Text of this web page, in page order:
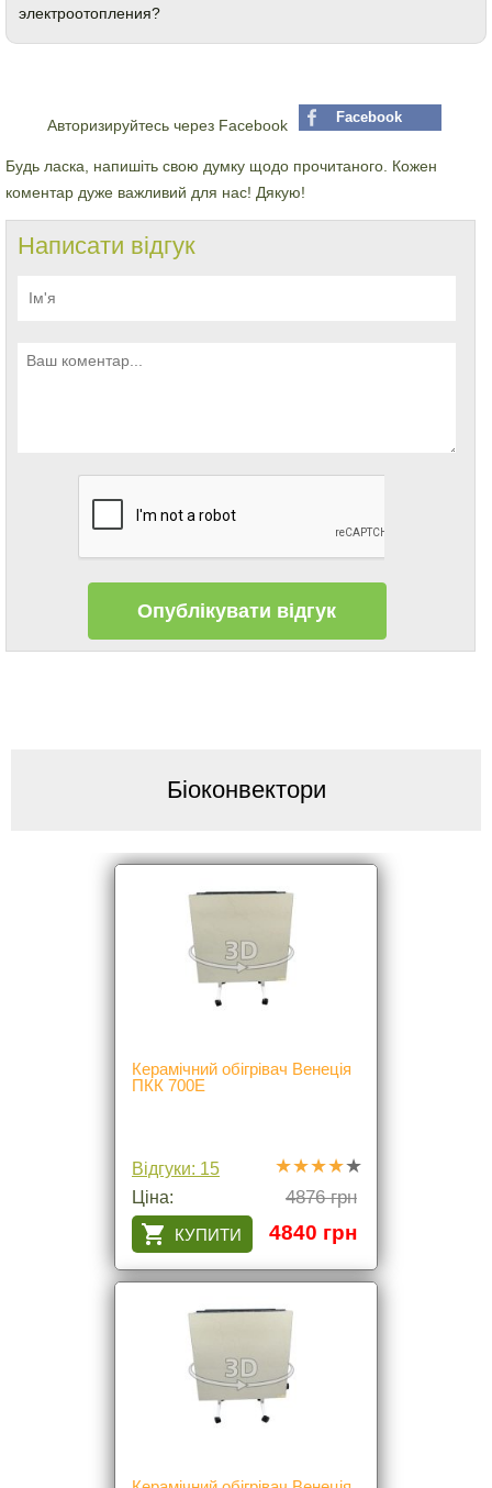
электроотопления?
Написати відгук
Авторизируйтесь через Facebook Facebook
Будь ласка, напишіть свою думку щодо прочитаного. Кожен
коментар дуже важливий для нас! Дякую!
Біоконвектори
Керамічний обігрівач Венеція
ПКК 700Е
Відгуки: 15
Ціна:
4876 грн
4840 грн